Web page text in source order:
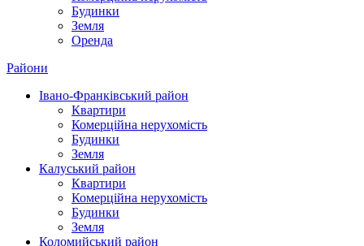
Будинки
Земля
Оренда
Райони
Івано-Франківський район
Квартири
Комерційна нерухомість
Будинки
Земля
Калуський район
Квартири
Комерційна нерухомість
Будинки
Земля
Коломийський район